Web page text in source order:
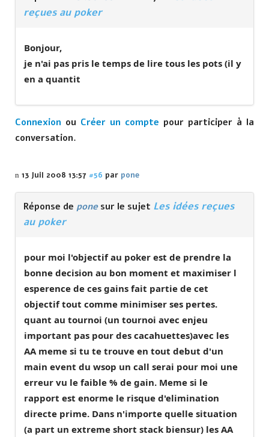
reçues au poker
Bonjour,
je n'ai pas pris le temps de lire tous les pots (il y
en a quantit
Connexion ou Créer un compte pour participer à la
conversation.
13 Juil 2008 13:57 #56 par pone
Réponse de ponesur le sujet Les idées reçues
au poker
pour moi l'objectif au poker est de prendre la
bonne decision au bon moment et maximiser l
esperence de ces gains fait partie de cet
objectif tout comme minimiser ses pertes.
quant au tournoi (un tournoi avec enjeu
important pas pour des cacahuettes)avec les
AA meme si tu te trouve en tout debut d'un
main event du wsop un call serai pour moi une
erreur vu le faible % de gain. Meme si le
rapport est enorme le risque d'elimination
directe prime. Dans n'importe quelle situation
(a part un extreme short stack biensur) les AA